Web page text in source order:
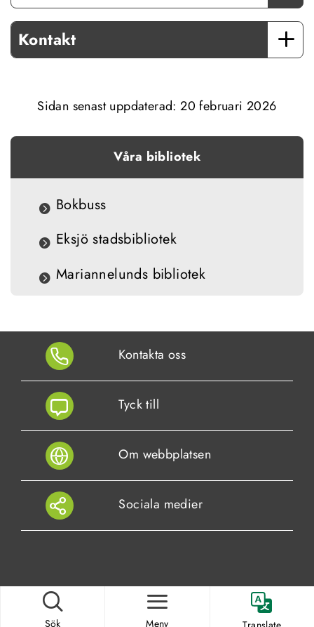
Kontakt
Sidan senast uppdaterad: 20 februari 2026
Våra bibliotek
Bokbuss
Eksjö stadsbibliotek
Mariannelunds bibliotek
Sök Meny
Kontakta oss
Tyck till
Om webbplatsen
Sociala medier